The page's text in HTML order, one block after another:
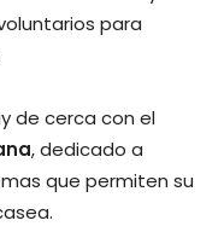
para
de cerca con el
, dedicado a
que permiten su